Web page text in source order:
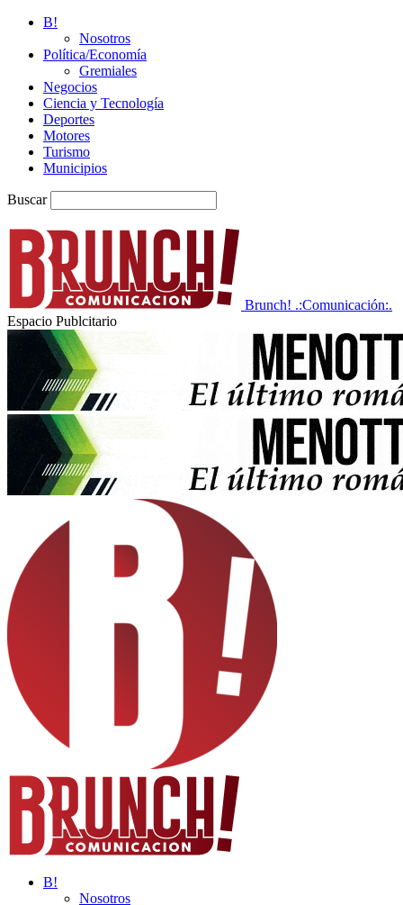
B!
Nosotros
Política/Economía
Gremiales
Negocios
Ciencia y Tecnología
Deportes
Motores
Turismo
Municipios
Buscar
Brunch! .:Comunicación:.
Espacio Publcitario
B!
Nosotros